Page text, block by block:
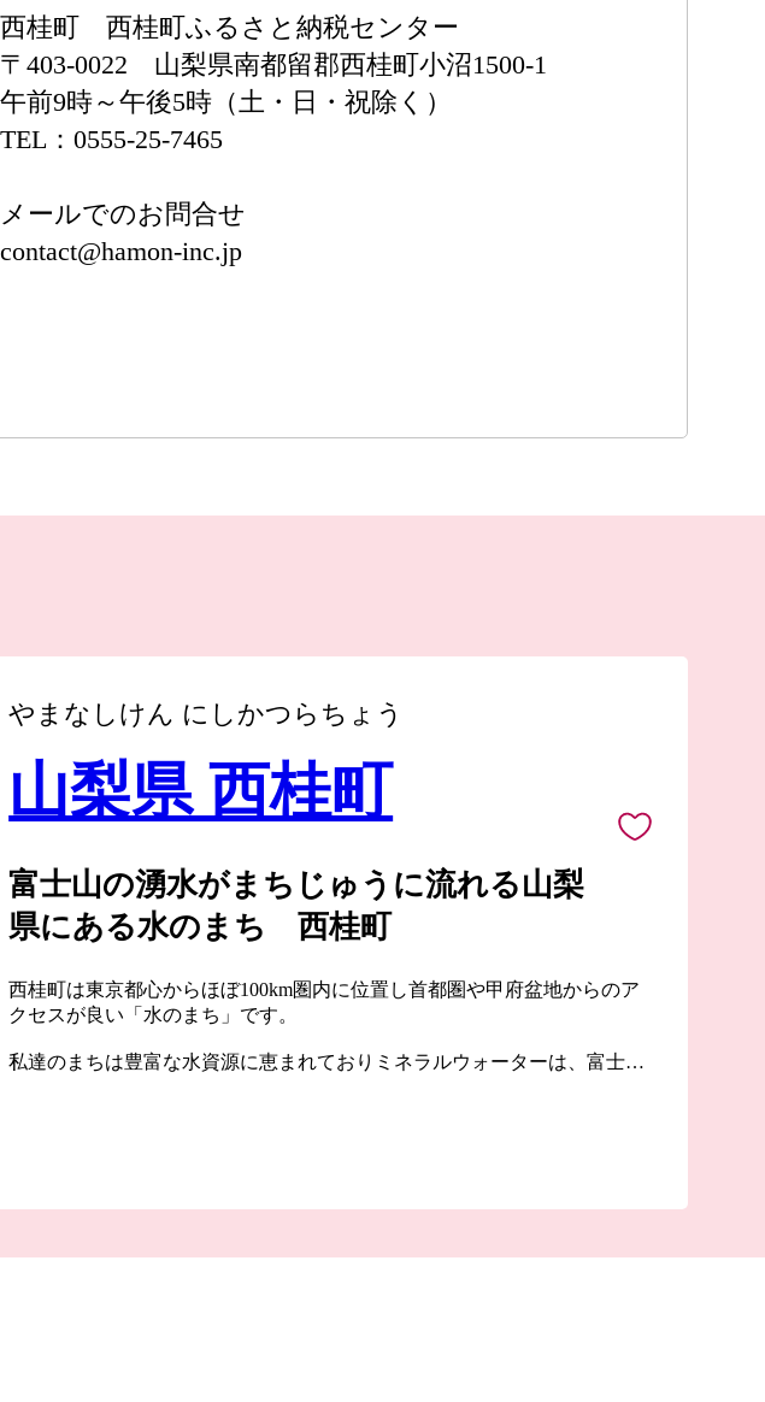
西桂町 西桂町ふるさと納税センター
〒403-0022 山梨県南都留郡西桂町小沼1500-1
午前9時～午後5時（土・日・祝除く）
TEL：0555-25-7465
メールでのお問合せ
contact@hamon-inc.jp
やまなしけん にしかつらちょう
山梨県 西桂町
富士山の湧水がまちじゅうに流れる山梨
県にある水のまち 西桂町
西桂町は東京都心からほぼ100km圏内に位置し首都圏や甲府盆地からのア
クセスが良い「水のまち」です。
私達のまちは豊富な水資源に恵まれておりミネラルウォーターは、富士山
山林が約80％を占める岳景観の美しいまちで生まれた西桂町の魅力あふれ